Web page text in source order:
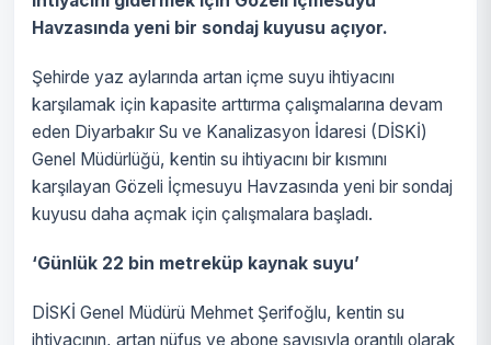
Havzasında yeni bir sondaj kuyusu açıyor.
Şehirde yaz aylarında artan içme suyu ihtiyacını
karşılamak için kapasite arttırma çalışmalarına devam
eden Diyarbakır Su ve Kanalizasyon İdaresi (DİSKİ)
Genel Müdürlüğü, kentin su ihtiyacını bir kısmını
karşılayan Gözeli İçmesuyu Havzasında yeni bir sondaj
kuyusu daha açmak için çalışmalara başladı.
‘Günlük 22 bin metreküp kaynak suyu’
DİSKİ Genel Müdürü Mehmet Şerifoğlu, kentin su
ihtiyacının, artan nüfus ve abone sayısıyla orantılı olarak